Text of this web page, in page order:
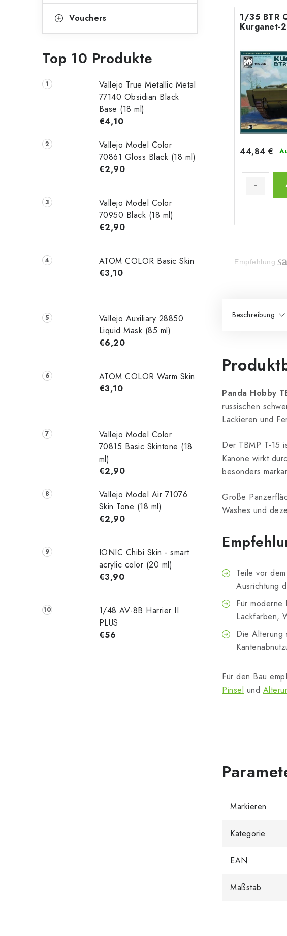
Vouchers
Top 10 Produkte
Vallejo True Metallic Metal
77140 Obsidian Black
Base (18 ml)
€4,10
Vallejo Model Color
70861 Gloss Black (18 ml)
€2,90
Vallejo Model Color
70950 Black (18 ml)
€2,90
ATOM COLOR Basic Skin
€3,10
Vallejo Auxiliary 28850
Liquid Mask (85 ml)
€6,20
ATOM COLOR Warm Skin
€3,10
Vallejo Model Color
70815 Basic Skintone (18
ml)
€2,90
Vallejo Model Air 71076
Skin Tone (18 ml)
€2,90
IONIC Chibi Skin - smart
acrylic color (20 ml)
€3,90
1/48 AV-8B Harrier II
PLUS
€56
1/35 BTR
Kurganet-
44,84 €
Empfehlung
Beschreibung
Panda Hobby
russischen
Lackieren und
Der TBMP T-15
Kanone wirkt
besonders
Große
Washes und
Teile vor
Ausrichtung
Für
Lackfarben,
Die Alterung
Für den Bau
Pinsel und
Markieren
Kategorie
EAN
Maßstab